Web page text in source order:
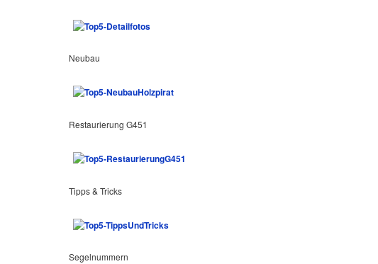
Neubau
Restaurierung G451
Tipps & Tricks
Segelnummern